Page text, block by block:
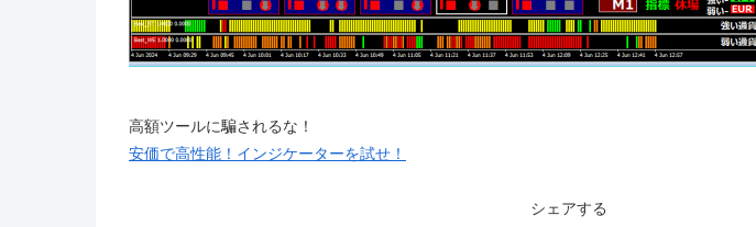
高額ツールに騙されるな！
安価で高性能！インジケーターを試せ！
シェアする